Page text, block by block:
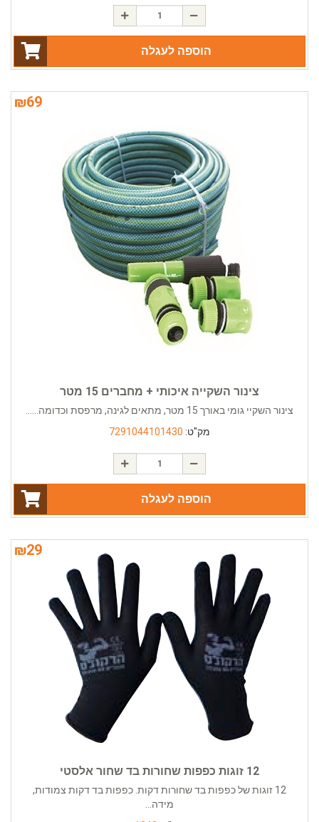
הוספה לעגלה
₪69
צינור השקייה איכותי + מחברים 15 מטר
צינור השקיי גומי באורך 15 מטר, מתאים לגינה, מרפסת וכדומה......
מק"ט: 7291044101430
הוספה לעגלה
₪29
12 זוגות כפפות שחורות בד שחור אלסטי
12 זוגות של כפפות בד שחורות דקות. כפפות בד דקות צמודות,
מידה...